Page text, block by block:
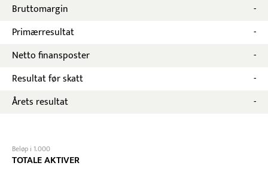
Bruttomargin
-
Primærresultat
-
Netto finansposter
-
Resultat før skatt
-
Årets resultat
-
Beløp i 1.000
TOTALE AKTIVER